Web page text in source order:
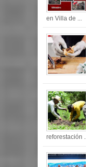
en Villa de ...
reforestación ...